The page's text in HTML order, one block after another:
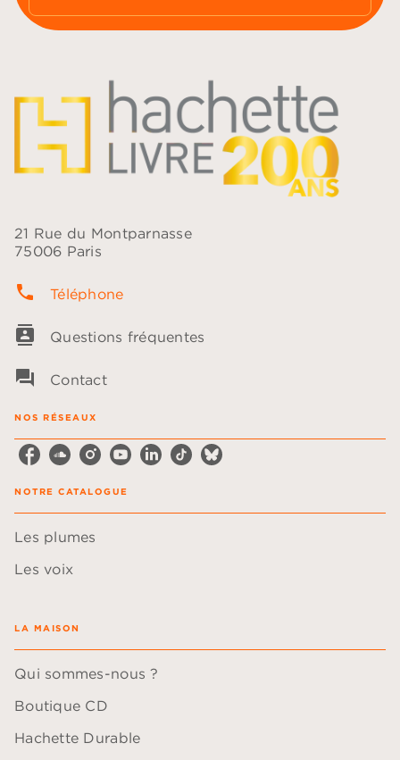
21 Rue du Montparnasse
75006 Paris
phone Téléphone
contacts Questions fréquentes
question_answer Contact
NOS RÉSEAUX
NOTRE CATALOGUE
Les plumes
Les voix
LA MAISON
Qui sommes-nous ?
Boutique CD
Hachette Durable